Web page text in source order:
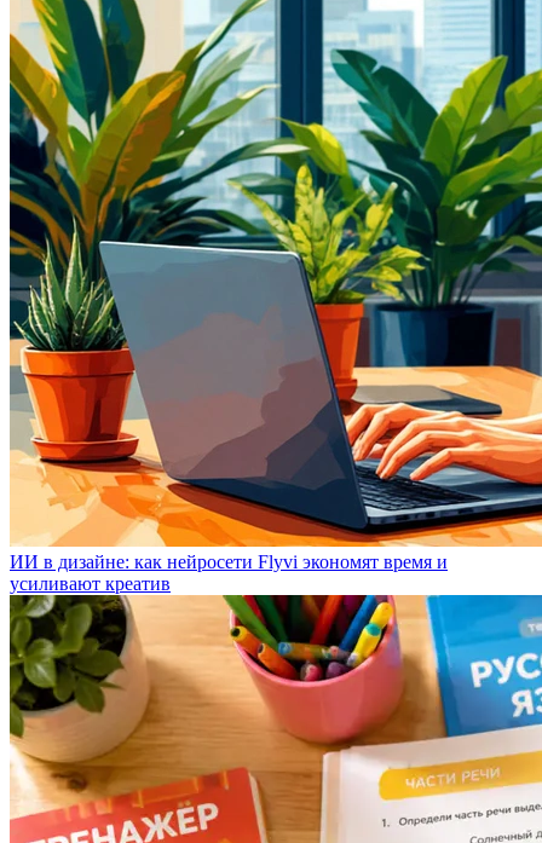
ИИ в дизайне: как нейросети Flyvi экономят время и
усиливают креатив